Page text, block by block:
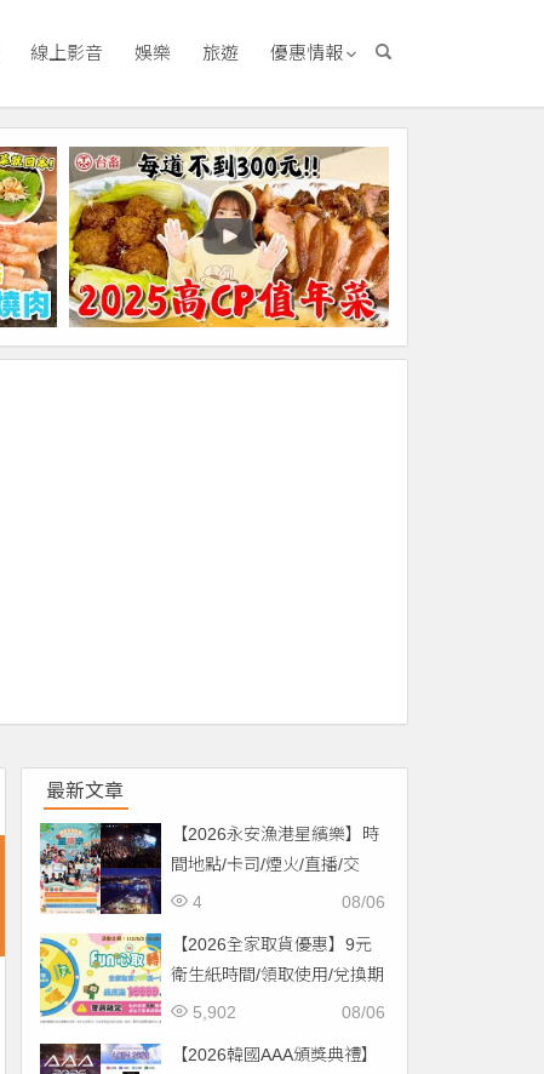
線上影音 娛樂 旅遊 優惠情報
最新文章
【2026永安漁港星繽樂】時
間地點/卡司/煙火/直播/交
通，免費入場！
08/06
4
【2026全家取貨優惠】9元
衛生紙時間/領取使用/兌換期
限一次看！
08/06
5,902
【2026韓國AAA頒獎典禮】